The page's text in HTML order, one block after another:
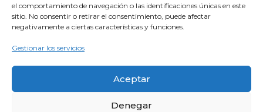
el comportamiento de navegación o las identificaciones únicas en este
sitio. No consentir o retirar el consentimiento, puede afectar
negativamente a ciertas características y funciones.
Gestionar los servicios
Aceptar
Denegar
Trabaja con Nosotros
Aviso legal y Política de Privacidad